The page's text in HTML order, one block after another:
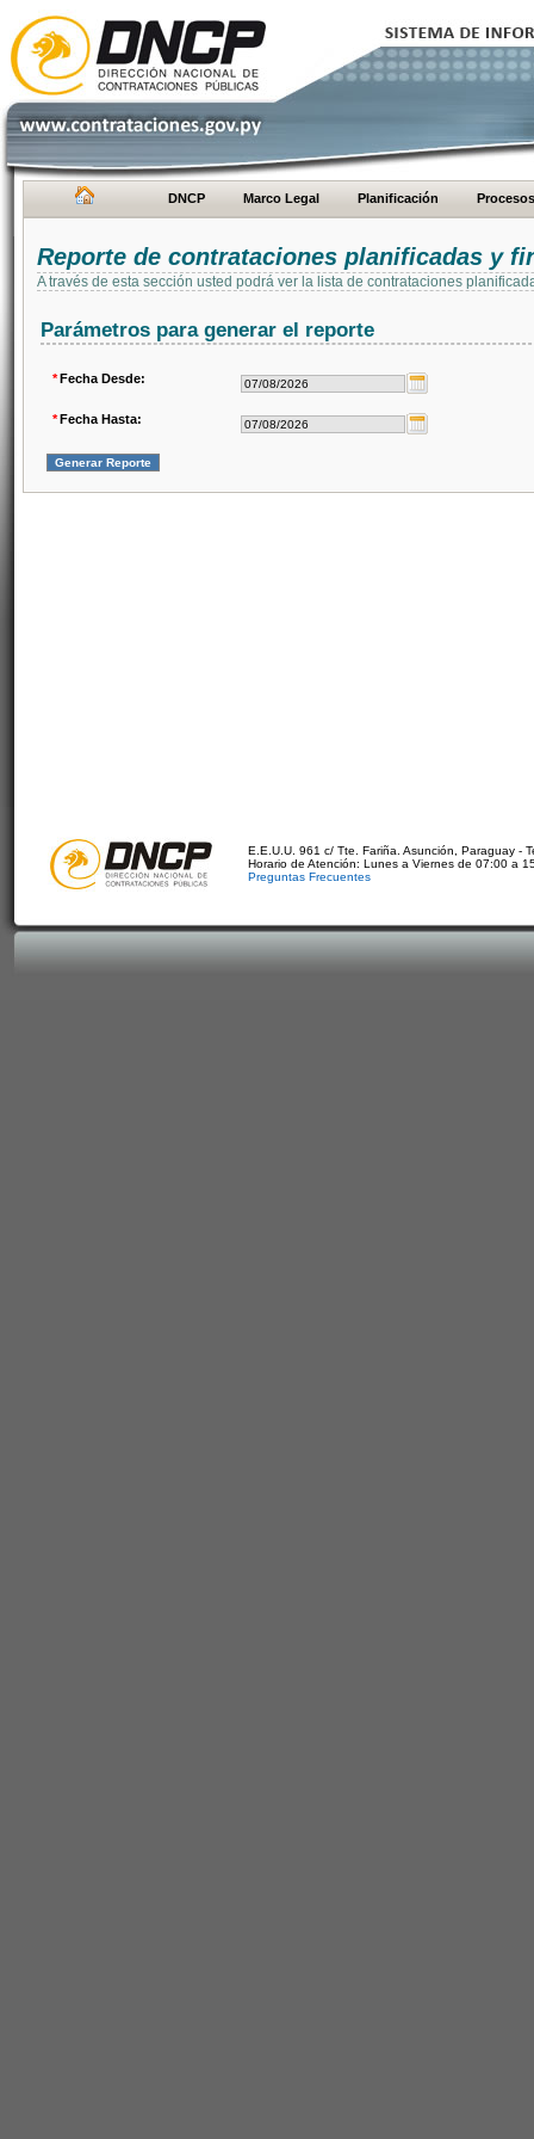
DNCP Marco Legal Planificación Procesos
Reporte de contrataciones planificadas y
A través de esta sección usted podrá ver la lista de contrataciones
Parámetros para generar el reporte
*Fecha Desde:
*Fecha Hasta:
E.E.U.U. 961 c/ Tte. Fariña. Asunción, Paraguay -
Horario de Atención: Lunes a Viernes de 07:00 a
Preguntas Frecuentes